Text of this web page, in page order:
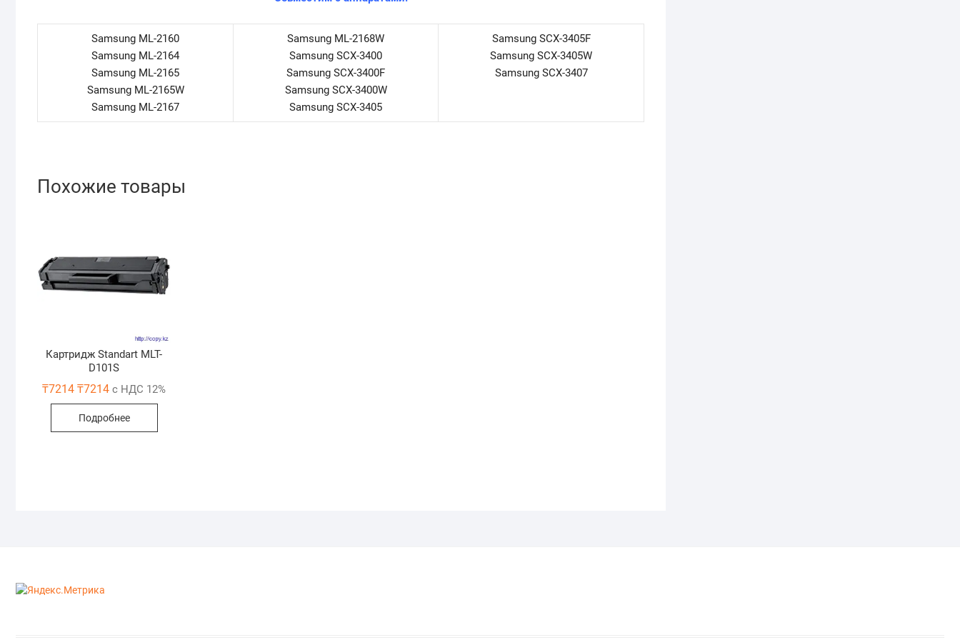
Samsung ML-2160
Samsung ML-2164
Samsung ML-2165
Samsung ML-2165W
Samsung ML-2167
Samsung ML-2168W
Samsung SCX-3400
Samsung SCX-3400F
Samsung SCX-3400W
Samsung SCX-3405
Samsung SCX-3405F
Samsung SCX-3405W
Samsung SCX-3407
Похожие товары
Картридж Standart MLT-
D101S
₸7214 ₸7214 с НДС 12%
Подробнее